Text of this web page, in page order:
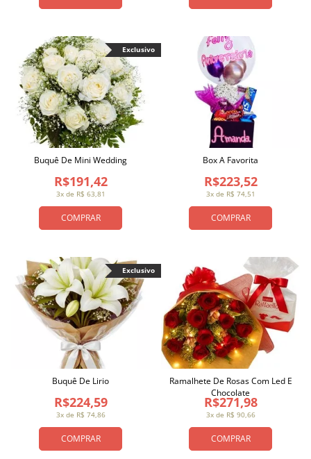
COMPRAR
3x de R$ 63,81
R$191,42
Buquê De Mini Wedding
Exclusivo
COMPRAR
3x de R$ 74,51
R$223,52
Box A Favorita
COMPRAR
3x de R$ 74,86
R$224,59
Buquê De Lirio
Exclusivo
COMPRAR
3x de R$ 90,66
R$271,98
Ramalhete De Rosas Com Led E
Chocolate